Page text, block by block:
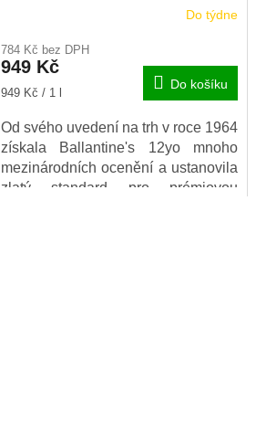
Do týdne
784 Kč bez DPH
949 Kč
Měrná
949 Kč / 1 l
Do košíku
Od svého uvedení na trh v roce 1964
získala Ballantine's 12yo mnoho
mezinárodních ocenění a ustanovila
zlatý standard pro prémiovou